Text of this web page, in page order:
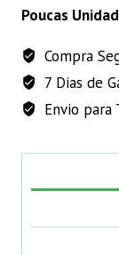
Adultos
3
Kg
quantidade
Poucas
Compra
7 Dias de
Envio para